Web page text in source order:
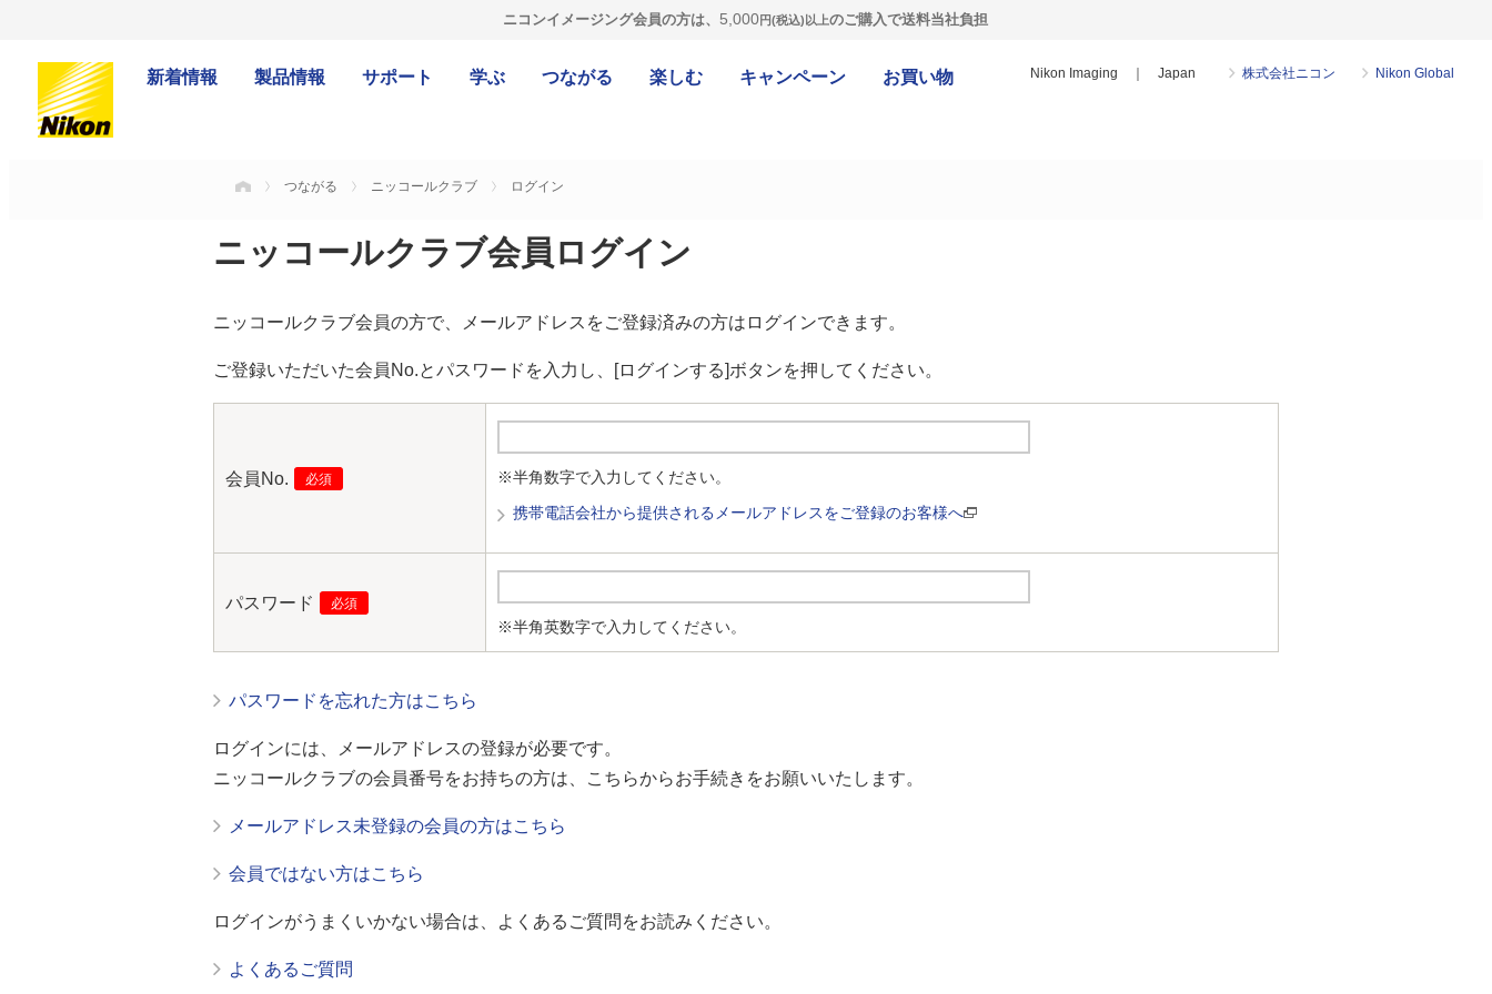
ニコンイメージング会員の方は、 5,000円(税込)以上のご購入で送料当社負担
新着情報 製品情報 サポート 学ぶ つながる 楽しむ キャンペーン お買い物 Nikon Imaging ｜ Japan 株式会社ニコン Nikon Global
HOMEつながる ニッコールクラブ ログイン
ニッコールクラブ会員ログイン
ニッコールクラブ会員の方で、メールアドレスをご登録済みの方はログインできます。
ご登録いただいた会員No.とパスワードを入力し、[ログインする]ボタンを押してください。
会員No. 必須
※半角数字で入力してください。
携帯電話会社から提供されるメールアドレスをご登録のお客様へ
パスワード 必須
※半角英数字で入力してください。
パスワードを忘れた方はこちら
ログインには、メールアドレスの登録が必要です。
ニッコールクラブの会員番号をお持ちの方は、こちらからお手続きをお願いいたします。
メールアドレス未登録の会員の方はこちら
会員ではない方はこちら
ログインがうまくいかない場合は、よくあるご質問をお読みください。
よくあるご質問